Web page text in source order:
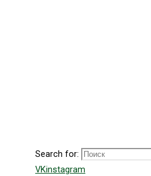
Search for:
VKinstagram